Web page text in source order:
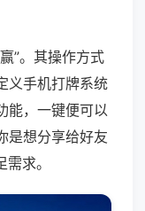
”。其操作方式
义手机打牌系统
能，一键便可以
是想分享给好友
求。